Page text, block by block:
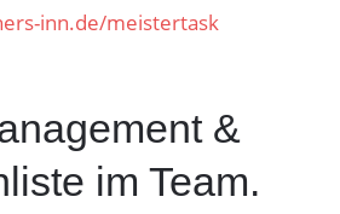
inn.de/meistertask
&
im Team.